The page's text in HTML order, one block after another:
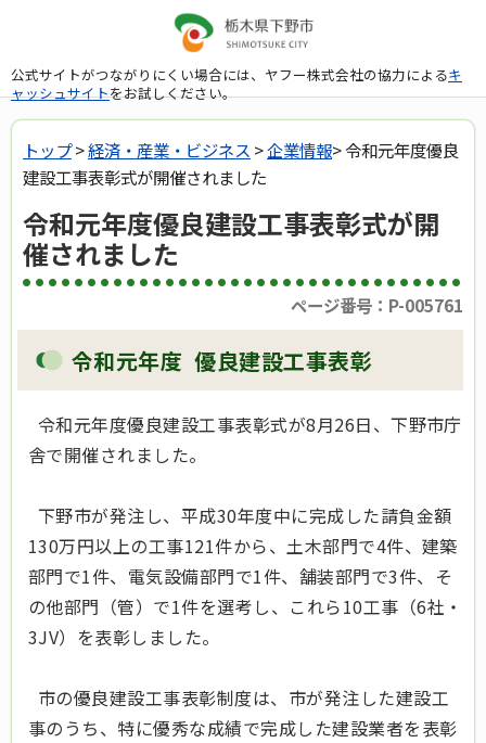
公式サイトがつながりにくい場合には、ヤフー株式会社の協力によるキ
ャッシュサイトをお試しください。
トップ>経済・産業・ビジネス >企業情報> 令和元年度優良
建設工事表彰式が開催されました
令和元年度優良建設工事表彰式が開
催されました
ページ番号：P-005761
令和元年度 優良建設工事表彰
令和元年度優良建設工事表彰式が8月26日、下野市庁
舎で開催されました。
下野市が発注し、平成30年度中に完成した請負金額
130万円以上の工事121件から、土木部門で4件、建築
部門で1件、電気設備部門で1件、舗装部門で3件、そ
の他部門（管）で1件を選考し、これら10工事（6社・
3JV）を表彰しました。
市の優良建設工事表彰制度は、市が発注した建設工
事のうち、特に優秀な成績で完成した建設業者を表彰